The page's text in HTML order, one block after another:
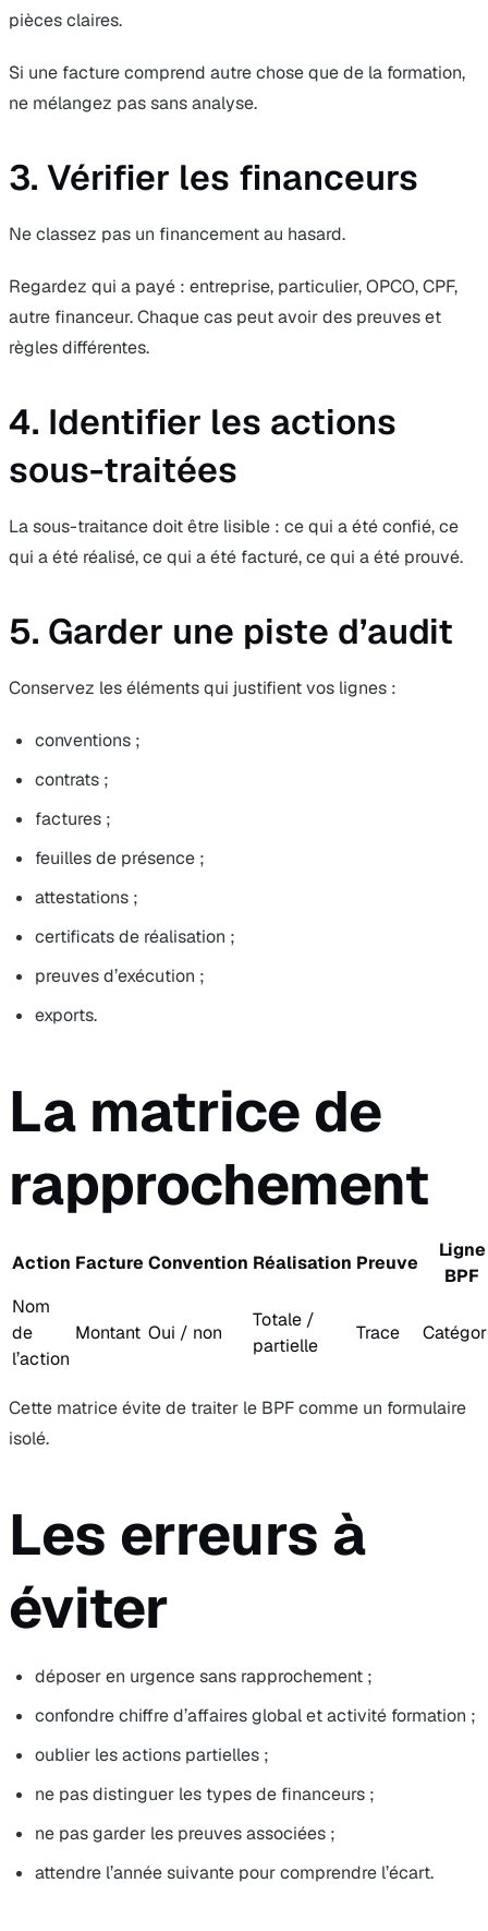
pièces claires.
Si une facture comprend autre chose que de la formation,
ne mélangez pas sans analyse.
3. Vérifier les financeurs
Ne classez pas un financement au hasard.
Regardez qui a payé : entreprise, particulier, OPCO, CPF,
autre financeur. Chaque cas peut avoir des preuves et
règles différentes.
4. Identifier les actions
sous-traitées
La sous-traitance doit être lisible : ce qui a été confié, ce
qui a été réalisé, ce qui a été facturé, ce qui a été prouvé.
5. Garder une piste d’audit
Conservez les éléments qui justifient vos lignes :
conventions ;
contrats ;
factures ;
feuilles de présence ;
attestations ;
certificats de réalisation ;
preuves d’exécution ;
exports.
La matrice de
rapprochement
Action Facture Convention Réalisation Preuve
Ligne
BPF
Nom
de
l’action
Montant Oui / non
Totale /
partielle
Trace
Cette matrice évite de traiter le BPF comme un formulaire
isolé.
Les erreurs à
éviter
déposer en urgence sans rapprochement ;
confondre chiffre d’affaires global et activité formation ;
oublier les actions partielles ;
ne pas distinguer les types de financeurs ;
ne pas garder les preuves associées ;
attendre l’année suivante pour comprendre l’écart.